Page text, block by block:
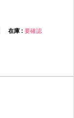
要確認